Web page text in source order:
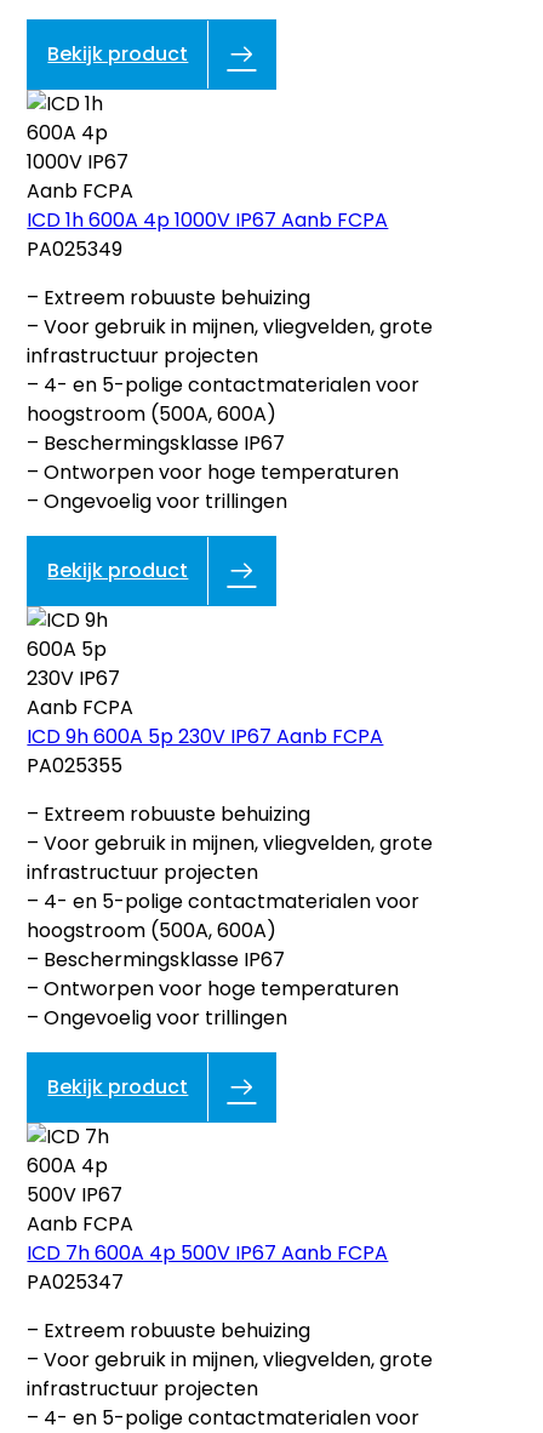
Bekijk product
ICD 1h 600A 4p 1000V IP67 Aanb FCPA
PA025349
– Extreem robuuste behuizing
– Voor gebruik in mijnen, vliegvelden, grote
infrastructuur projecten
– 4- en 5-polige contactmaterialen voor
hoogstroom (500A, 600A)
– Beschermingsklasse IP67
– Ontworpen voor hoge temperaturen
– Ongevoelig voor trillingen
Bekijk product
ICD 9h 600A 5p 230V IP67 Aanb FCPA
PA025355
– Extreem robuuste behuizing
– Voor gebruik in mijnen, vliegvelden, grote
infrastructuur projecten
– 4- en 5-polige contactmaterialen voor
hoogstroom (500A, 600A)
– Beschermingsklasse IP67
– Ontworpen voor hoge temperaturen
– Ongevoelig voor trillingen
Bekijk product
ICD 7h 600A 4p 500V IP67 Aanb FCPA
PA025347
– Extreem robuuste behuizing
– Voor gebruik in mijnen, vliegvelden, grote
infrastructuur projecten
– 4- en 5-polige contactmaterialen voor